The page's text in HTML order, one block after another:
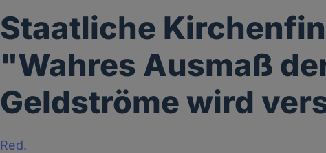
Staatliche
"Wahres Ausmaß
Geldströme wird
Red.